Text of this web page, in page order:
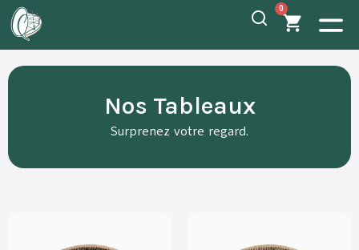
0
Nos Tableaux
Surprenez votre regard.